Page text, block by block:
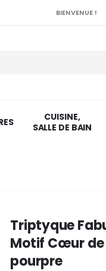
BIENVENUE !
CUISINE,
SALLE DE BAIN
Triptyque
Motif Cœur de
pourpre